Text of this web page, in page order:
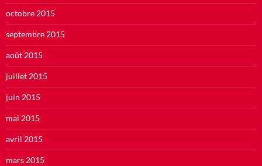
octobre 2015
septembre 2015
août 2015
juillet 2015
juin 2015
mai 2015
avril 2015
mars 2015